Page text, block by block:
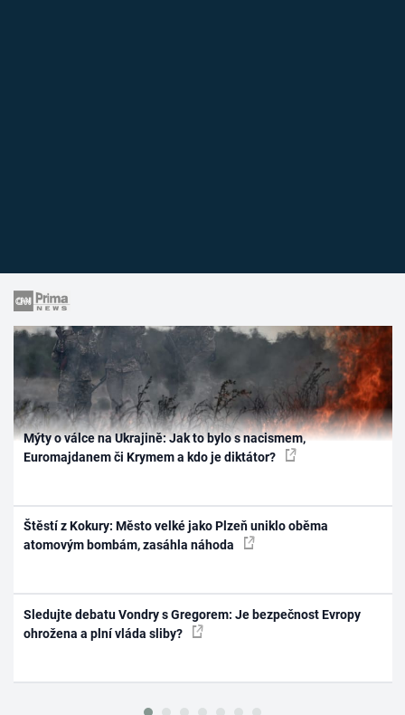
Mýty o válce na Ukrajině: Jak to bylo s nacismem,
Euromajdanem či Krymem a kdo je diktátor?
Štěstí z Kokury: Město velké jako Plzeň uniklo oběma
atomovým bombám, zasáhla náhoda
Sledujte debatu Vondry s Gregorem: Je bezpečnost Evropy
ohrožena a plní vláda sliby?